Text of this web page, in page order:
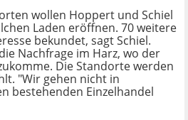
wollen Hoppert und Schiel
Laden eröffnen. 70 weitere
bekundet, sagt Schiel.
Nachfrage im Harz, wo der
Die Standorte werden
"Wir gehen nicht in
bestehenden Einzelhandel